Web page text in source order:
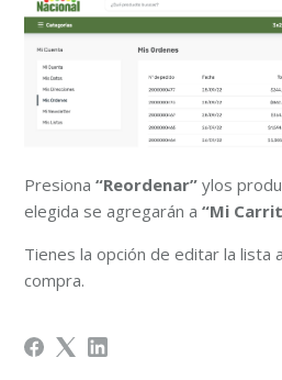
Presiona“Reordenar”ylos
elegida se agregarán a“Mi
Tienes la opción de editar la lista
compra.